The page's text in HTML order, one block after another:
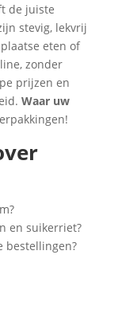
de juiste
stevig, lekvrij
eten of
zonder
prijzen en
Waar uw
en suikerriet?
bestellingen?